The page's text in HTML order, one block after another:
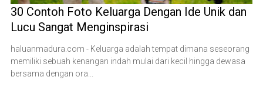
30 Contoh Foto Keluarga Dengan Ide Unik dan
Lucu Sangat Menginspirasi
haluanmadura.com - Keluarga adalah tempat dimana seseorang
memiliki sebuah kenangan indah mulai dari kecil hingga dewasa
bersama dengan ora...